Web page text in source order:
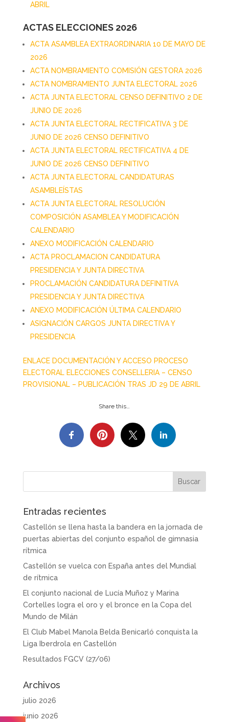
ABRIL
ACTAS ELECCIONES 2026
ACTA ASAMBLEA EXTRAORDINARIA 10 DE MAYO DE
2026
ACTA NOMBRAMIENTO COMISIÓN GESTORA 2026
ACTA NOMBRAMIENTO JUNTA ELECTORAL 2026
ACTA JUNTA ELECTORAL CENSO DEFINITIVO 2 DE
JUNIO DE 2026
ACTA JUNTA ELECTORAL RECTIFICATIVA 3 DE
JUNIO DE 2026 CENSO DEFINITIVO
ACTA JUNTA ELECTORAL RECTIFICATIVA 4 DE
JUNIO DE 2026 CENSO DEFINITIVO
ACTA JUNTA ELECTORAL CANDIDATURAS
ASAMBLEÍSTAS
ACTA JUNTA ELECTORAL RESOLUCIÓN
COMPOSICIÓN ASAMBLEA Y MODIFICACIÓN
CALENDARIO
ANEXO MODIFICACIÓN CALENDARIO
ACTA PROCLAMACION CANDIDATURA
PRESIDENCIA Y JUNTA DIRECTIVA
PROCLAMACIÓN CANDIDATURA DEFINITIVA
PRESIDENCIA Y JUNTA DIRECTIVA
ANEXO MODIFICACIÓN ÚLTIMA CALENDARIO
ASIGNACIÓN CARGOS JUNTA DIRECTIVA Y
PRESIDENCIA
ENLACE DOCUMENTACIÓN Y ACCESO PROCESO
ELECTORAL ELECCIONES CONSELLERIA – CENSO
PROVISIONAL – PUBLICACIÓN TRAS JD 29 DE ABRIL
Share this…
Entradas recientes
Castellón se llena hasta la bandera en la jornada de
puertas abiertas del conjunto español de gimnasia
rítmica
Castellón se vuelca con España antes del Mundial
de rítmica
El conjunto nacional de Lucía Muñoz y Marina
Cortelles logra el oro y el bronce en la Copa del
Mundo de Milán
El Club Mabel Manola Belda Benicarló conquista la
Liga Iberdrola en Castellón
Resultados FGCV (27/06)
Archivos
julio 2026
junio 2026